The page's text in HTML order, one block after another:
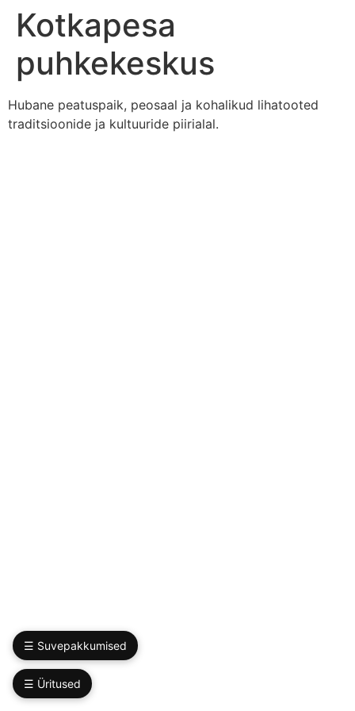
Kotkapesa
puhkekeskus
Hubane peatuspaik, peosaal ja kohalikud lihatooted
traditsioonide ja kultuuride piirialal.
☰ Suvepakkumised
☰ Üritused